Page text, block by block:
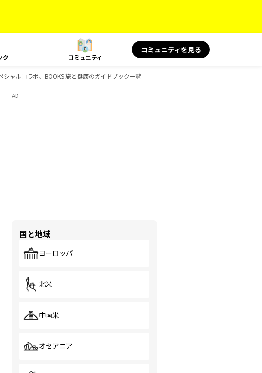
ク コミュニティ
コミュニティを見る
ャルコラボ、BOOKS 旅と健康のガイドブック一覧
AD
国と地域
ヨーロッパ
北米
中南米
オセアニア